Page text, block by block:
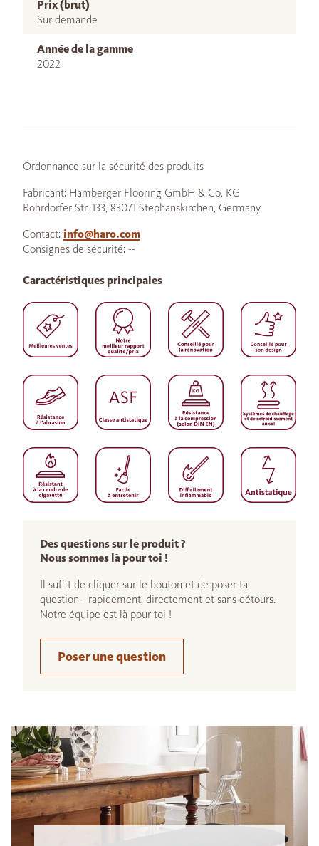
Prix (brut)
Sur demande
Année de la gamme
2022
Ordonnance sur la sécurité des produits
Fabricant: Hamberger Flooring GmbH & Co. KG
Rohrdorfer Str. 133, 83071 Stephanskirchen, Germany
Contact: info@haro.com
Consignes de sécurité: --
Des questions sur le produit ?
Nous sommes là pour toi !
Il suffit de cliquer sur le bouton et de poser ta
question - rapidement, directement et sans détours.
Notre équipe est là pour toi !
Poser une question
Caractéristiques principales